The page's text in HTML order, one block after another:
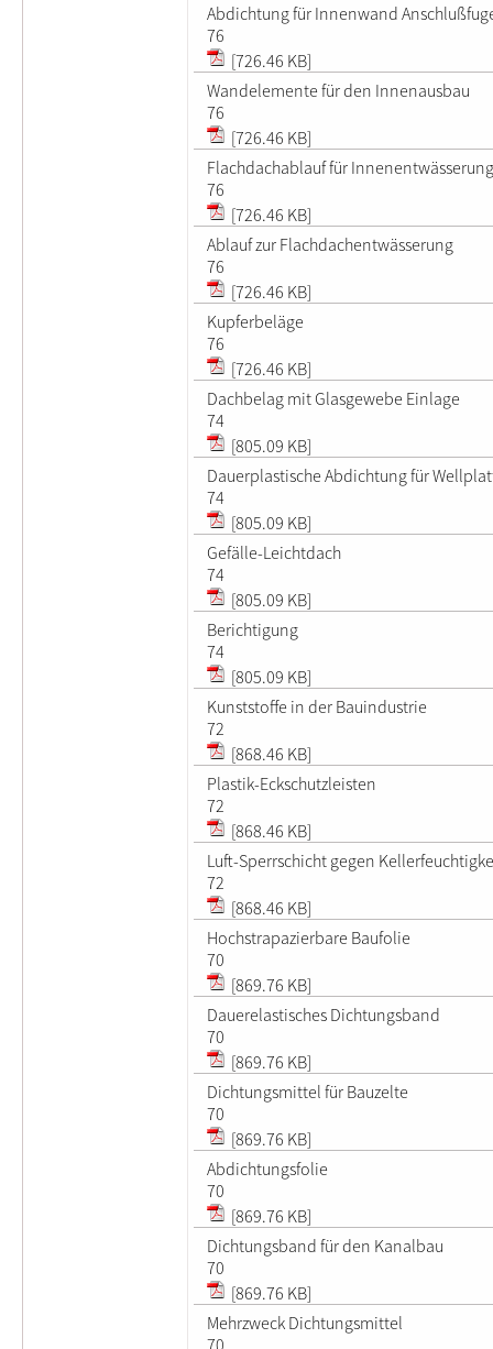
Abdichtung für Innenwand
76
[726.46 KB]
Wandelemente für den Innenausbau
76
[726.46 KB]
Flachdachablauf für Innenentwässerung
76
[726.46 KB]
Ablauf zur Flachdachentwässerung
76
[726.46 KB]
Kupferbeläge
76
[726.46 KB]
Dachbelag mit Glasgewebe Einlage
74
[805.09 KB]
Dauerplastische Abdichtung für
74
[805.09 KB]
Gefälle-Leichtdach
74
[805.09 KB]
Berichtigung
74
[805.09 KB]
Kunststoffe in der Bauindustrie
72
[868.46 KB]
Plastik-Eckschutzleisten
72
[868.46 KB]
Luft-Sperrschicht gegen
72
[868.46 KB]
Hochstrapazierbare Baufolie
70
[869.76 KB]
Dauerelastisches Dichtungsband
70
[869.76 KB]
Dichtungsmittel für Bauzelte
70
[869.76 KB]
Abdichtungsfolie
70
[869.76 KB]
Dichtungsband für den Kanalbau
70
[869.76 KB]
Mehrzweck Dichtungsmittel
70